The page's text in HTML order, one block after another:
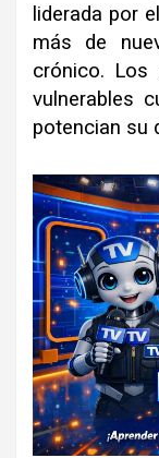
liderada por
más de
crónico. Los
vulnerables
potencian su